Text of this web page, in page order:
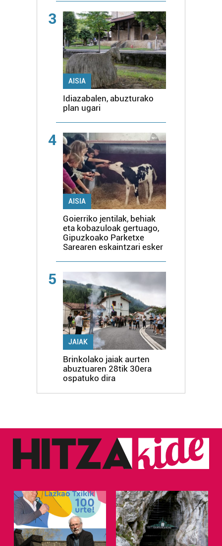
3
AISIA
Idiazabalen, abuzturako
plan ugari
4
AISIA
Goierriko jentilak, behiak
eta kobazuloak gertuago,
Gipuzkoako Parketxe
Sarearen eskaintzari esker
5
JAIAK
Brinkolako jaiak aurten
abuztuaren 28tik 30era
ospatuko dira